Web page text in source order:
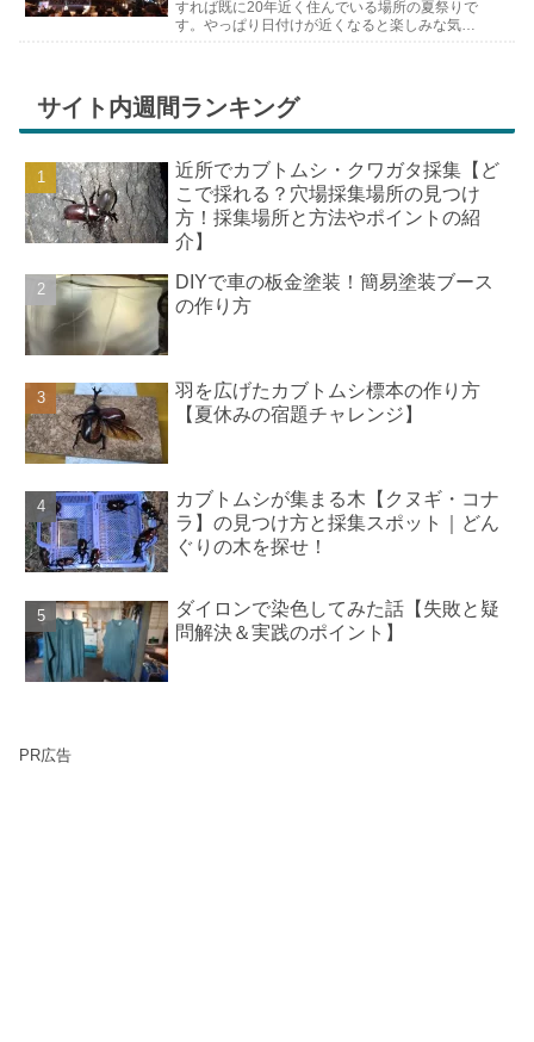
すれば既に20年近く住んでいる場所の夏祭りで
す。やっぱり日付けが近くなると楽しみな気持
サイト内週間ランキング
近所でカブトムシ・クワガタ採集【ど
こで採れる？穴場採集場所の見つけ
方！採集場所と方法やポイントの紹
介】
DIYで車の板金塗装！簡易塗装ブース
の作り方
羽を広げたカブトムシ標本の作り方
【夏休みの宿題チャレンジ】
カブトムシが集まる木【クヌギ・コナ
ラ】の見つけ方と採集スポット｜どん
ぐりの木を探せ！
ダイロンで染色してみた話【失敗と疑
問解決＆実践のポイント】
PR広告